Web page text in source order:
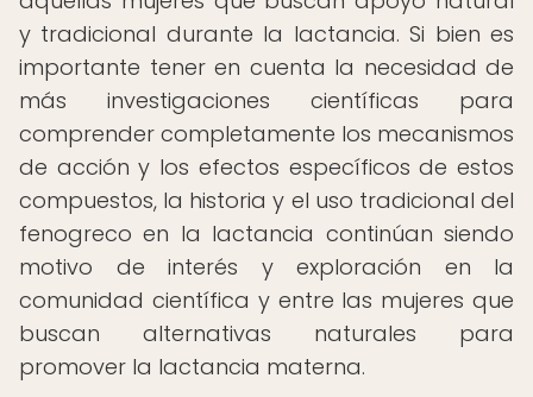
y tradicional durante la lactancia. Si bien es
importante tener en cuenta la necesidad de
más investigaciones científicas para
comprender completamente los mecanismos
de acción y los efectos específicos de estos
compuestos, la historia y el uso tradicional del
fenogreco en la lactancia continúan siendo
motivo de interés y exploración en la
comunidad científica y entre las mujeres que
buscan alternativas naturales para
promover la lactancia materna.